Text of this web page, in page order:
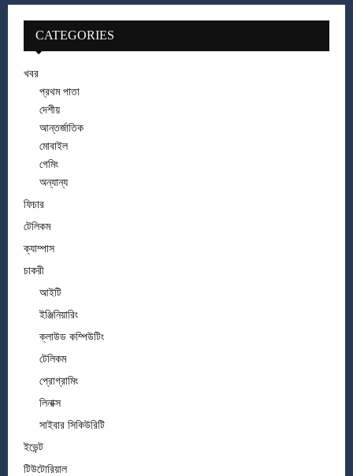
CATEGORIES
খবর
প্রথম পাতা
দেশীয়
আন্তর্জাতিক
মোবাইল
গেমিং
অন্যান্য
ফিচার
টেলিকম
ক্যাম্পাস
চাকরী
আইটি
ইঞ্জিনিয়ারিং
ক্লাউড কম্পিউটিং
টেলিকম
প্রোগ্রামিং
লিনাক্স
সাইবার সিকিউরিটি
ইভেন্ট
টিউটোরিয়াল